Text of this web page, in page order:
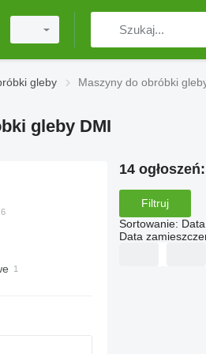
gleby Maszyny do obróbki
gleby DMI
14 ogłoszeń:
Filtruj
Sortowanie:
Data